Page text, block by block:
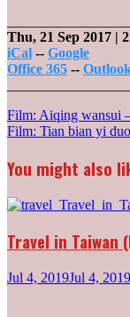
Thu, 21 Sep 2017 |
iCal -- Google
Office 365 --
Post
navigation
Film: Aiqing wansui
Film: Tian bian yi
You might also
Travel in Taiwan
Jul 4, 2019Jul 4, 2019